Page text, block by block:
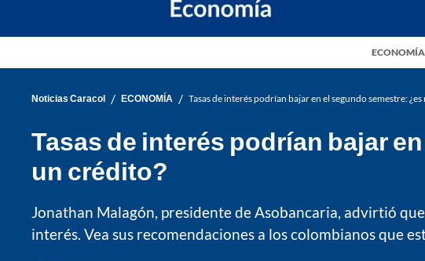
ECONOMÍA
Noticias Caracol / ECONOMÍA / Tasas de interés podrían bajar en el segundo semestre:
Tasas de interés podrían bajar
un crédito?
Jonathan Malagón, presidente de Asobancaria, advirtió
interés. Vea sus recomendaciones a los colombianos que